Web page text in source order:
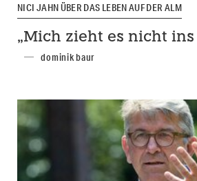
NICI JAHN ÜBER DAS LEBEN AUF DER ALM
„Mich zieht es nicht ins
dominik baur